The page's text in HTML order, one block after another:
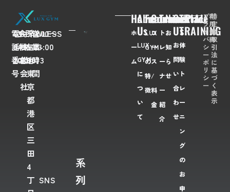
電
話
番
号
03-
6435-
2028
会
社
名
FLAWLESS
株
式
会
社
所
在
地
〒
108-
0073
東
京
都
港
区
三
田
4
丁
営
業
時
間
7:00〜
23:00
SNS
系
列
Home
ホ
ー
ム
About
Us
LUX
GYM
に
つ
い
て
Feaures
LUX
GYM
の
特
徴
Course/Price
コ
ー
ス
/
料
金
Trainer
ト
レ
ー
ナ
ー
紹
介
News
お
知
ら
せ
Contact
Us
お
問
い
合
わ
せ
TRIAL
TRAINING
体
験
ト
レ
ー
ニ
ン
グ
の
お
申
プ
ラ
イ
バ
シ
ー
ポ
リ
シ
ー
利
用
規
約
特
定
商
取
引
法
に
基
づ
く
表
示